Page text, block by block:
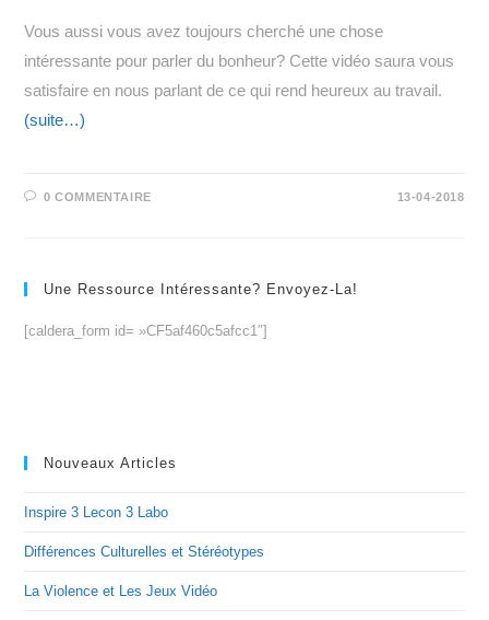
Vous aussi vous avez toujours cherché une chose
intéressante pour parler du bonheur? Cette vidéo saura vous
satisfaire en nous parlant de ce qui rend heureux au travail.
(suite…)
0 COMMENTAIRE 13-04-2018
Une Ressource Intéressante? Envoyez-La!
[caldera_form id= »CF5af460c5afcc1″]
Nouveaux Articles
Inspire 3 Lecon 3 Labo
Différences Culturelles et Stéréotypes
La Violence et Les Jeux Vidéo